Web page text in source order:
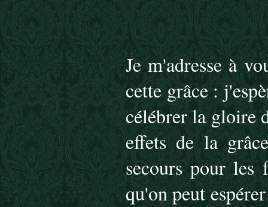
Je m'adresse à
cette grâce :
célébrer la gloire
effets de la
secours pour les
qu'on peut